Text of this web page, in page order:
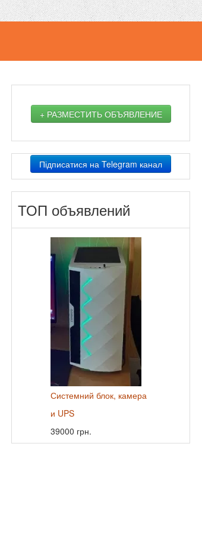
+ РАЗМЕСТИТЬ ОБЪЯВЛЕНИЕ
Підписатися на Telegram канал
ТОП объявлений
Системний блок, камера
и UPS
39000 грн.